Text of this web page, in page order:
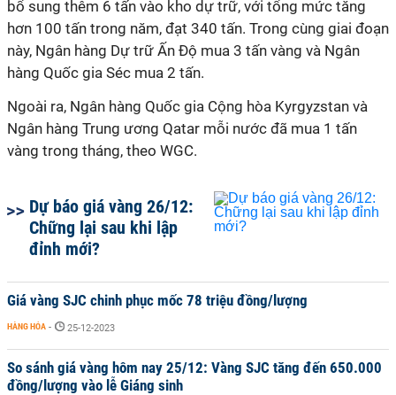
bổ sung thêm 6 tấn vào kho dự trữ, với tổng mức tăng
hơn 100 tấn trong năm, đạt 340 tấn. Trong cùng giai đoạn
này, Ngân hàng Dự trữ Ấn Độ mua 3 tấn vàng và Ngân
hàng Quốc gia Séc mua 2 tấn.
Ngoài ra, Ngân hàng Quốc gia Cộng hòa Kyrgyzstan và
Ngân hàng Trung ương Qatar mỗi nước đã mua 1 tấn
vàng trong tháng, theo WGC.
Dự báo giá vàng 26/12:
Chững lại sau khi lập
đỉnh mới?
Giá vàng SJC chinh phục mốc 78 triệu đồng/lượng
HÀNG HÓA - 25-12-2023
So sánh giá vàng hôm nay 25/12: Vàng SJC tăng đến 650.000
đồng/lượng vào lễ Giáng sinh